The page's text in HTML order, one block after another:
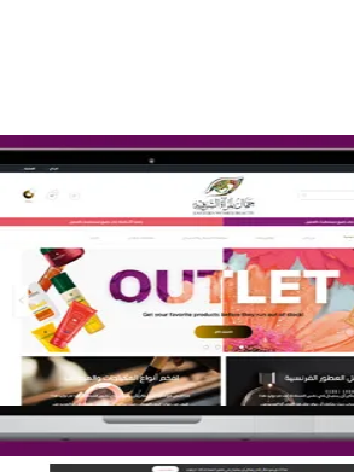
جمال المرأة الشرقية
التفاصيل